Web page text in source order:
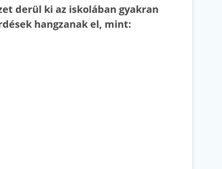
derül ki az iskolában gyakran
hangzanak el, mint: